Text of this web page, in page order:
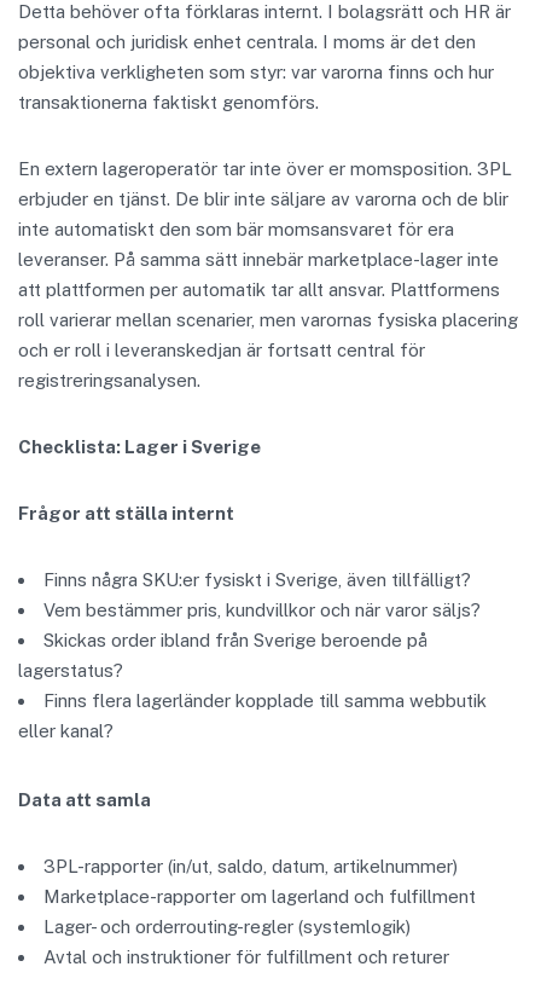
Detta behöver ofta förklaras internt. I bolagsrätt och HR är
personal och juridisk enhet centrala. I moms är det den
objektiva verkligheten som styr: var varorna finns och hur
transaktionerna faktiskt genomförs.
En extern lageroperatör tar inte över er momsposition. 3PL
erbjuder en tjänst. De blir inte säljare av varorna och de blir
inte automatiskt den som bär momsansvaret för era
leveranser. På samma sätt innebär marketplace-lager inte
att plattformen per automatik tar allt ansvar. Plattformens
roll varierar mellan scenarier, men varornas fysiska placering
och er roll i leveranskedjan är fortsatt central för
registreringsanalysen.
Checklista: Lager i Sverige
Frågor att ställa internt
Finns några SKU:er fysiskt i Sverige, även tillfälligt?
Vem bestämmer pris, kundvillkor och när varor säljs?
Skickas order ibland från Sverige beroende på
lagerstatus?
Finns flera lagerländer kopplade till samma webbutik
eller kanal?
Data att samla
3PL-rapporter (in/ut, saldo, datum, artikelnummer)
Marketplace-rapporter om lagerland och fulfillment
Lager- och orderrouting-regler (systemlogik)
Avtal och instruktioner för fulfillment och returer